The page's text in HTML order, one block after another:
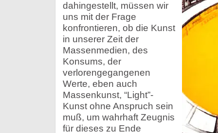
dahingestellt, müssen wir
uns mit der Frage
konfrontieren, ob die Kunst
in unserer Zeit der
Massenmedien, des
Konsums, der
verlorengegangenen
Werte, eben auch
Massenkunst, “Light”-
Kunst ohne Anspruch sein
muß, um wahrhaft Zeugnis
für dieses zu Ende